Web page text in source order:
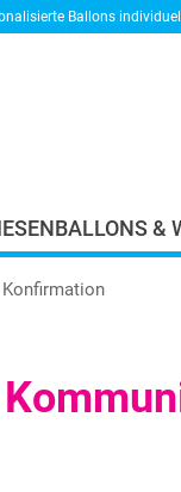
Ballons
&
Konfirmation